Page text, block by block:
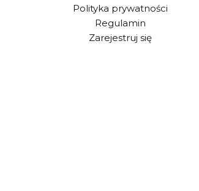
Polityka prywatności
Regulamin
Zarejestruj się